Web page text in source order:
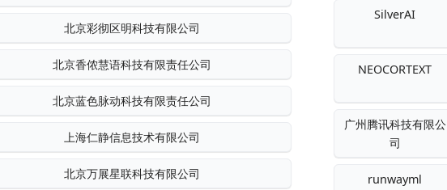
北京彩彻区明科技有限公司
北京香侬慧语科技有限责任公司
北京蓝色脉动科技有限责任公司
上海仁静信息技术有限公司
北京万展星联科技有限公司
SilverAI
NEOCORTEXT
广州腾讯科技有限公
司
runwayml